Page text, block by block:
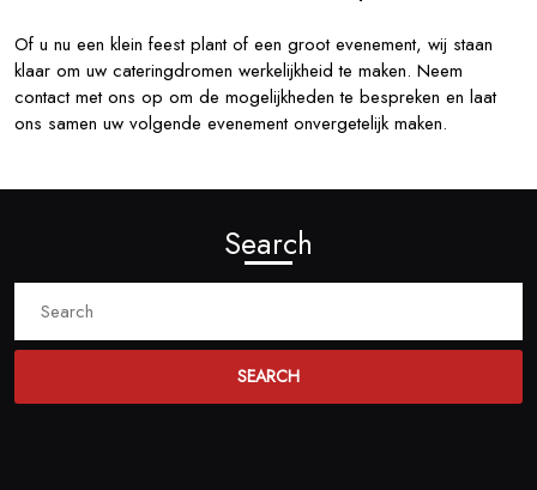
Of u nu een klein feest plant of een groot evenement, wij staan
klaar om uw cateringdromen werkelijkheid te maken. Neem
contact met ons op om de mogelijkheden te bespreken en laat
ons samen uw volgende evenement onvergetelijk maken.
Search